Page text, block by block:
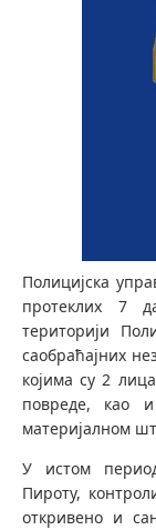
Полицијска
протеклих 7
територији
саобраћајних
којима су 2
повреде, као
материјалном
У истом
Пироту,
откривено и